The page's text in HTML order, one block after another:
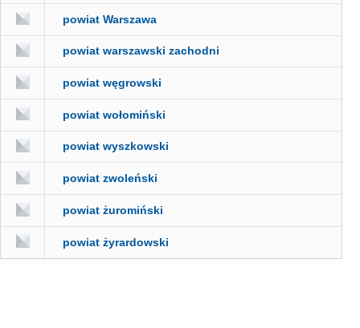
powiat Warszawa
powiat warszawski zachodni
powiat węgrowski
powiat wołomiński
powiat wyszkowski
powiat zwoleński
powiat żuromiński
powiat żyrardowski